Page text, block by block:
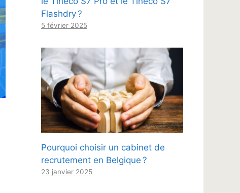
Flashdry ?
5 février 2025
Pourquoi choisir un cabinet de
recrutement en Belgique ?
23 janvier 2025